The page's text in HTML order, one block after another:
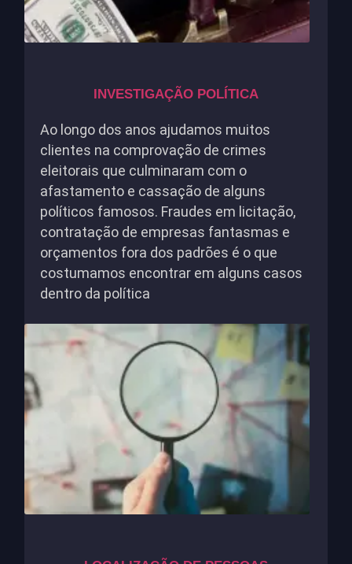
INVESTIGAÇÃO POLÍTICA
Ao longo dos anos ajudamos muitos
clientes na comprovação de crimes
eleitorais que culminaram com o
afastamento e cassação de alguns
políticos famosos. Fraudes em licitação,
contratação de empresas fantasmas e
orçamentos fora dos padrões é o que
costumamos encontrar em alguns casos
dentro da política